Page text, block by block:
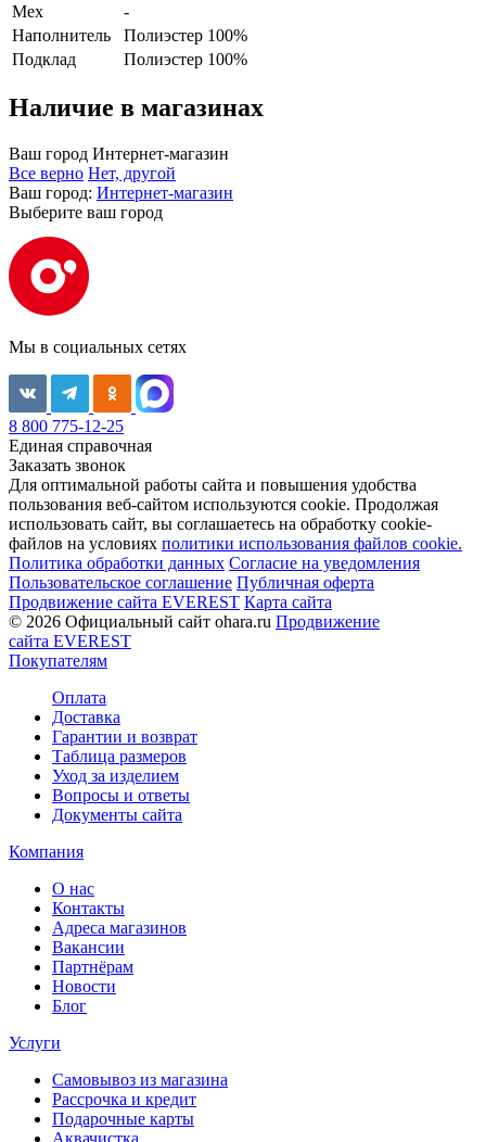
Мех
-
Наполнитель
Полиэстер 100%
Подклад
Полиэстер 100%
Наличие в магазинах
Ваш город Интернет-магазин
Все верно Нет, другой
Ваш город: Интернет-магазин
Выберите ваш город
Мы в социальных сетях
8 800 775-12-25
Единая справочная
Заказать звонок
Для оптимальной работы сайта и повышения удобства
пользования веб-сайтом используются cookie. Продолжая
использовать сайт, вы соглашаетесь на обработку cookie-
файлов на условиях политики использования файлов cookie.
Политика обработки данных Согласие на уведомления
Пользовательское соглашение Публичная оферта
Продвижение сайта EVEREST Карта сайта
© 2026 Официальный сайт ohara.ru Продвижение
сайта EVEREST
Покупателям
Оплата
Доставка
Гарантии и возврат
Таблица размеров
Уход за изделием
Вопросы и ответы
Документы сайта
Компания
О нас
Контакты
Адреса магазинов
Вакансии
Партнёрам
Новости
Блог
Услуги
Самовывоз из магазина
Рассрочка и кредит
Подарочные карты